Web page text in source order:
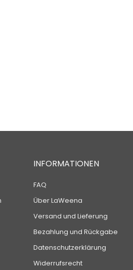
INFORMATIONEN
FAQ
Über LaWeena
Versand und Lieferung
Bezahlung und Rückgabe
Datenschutzerklärung
Widerrufsrecht